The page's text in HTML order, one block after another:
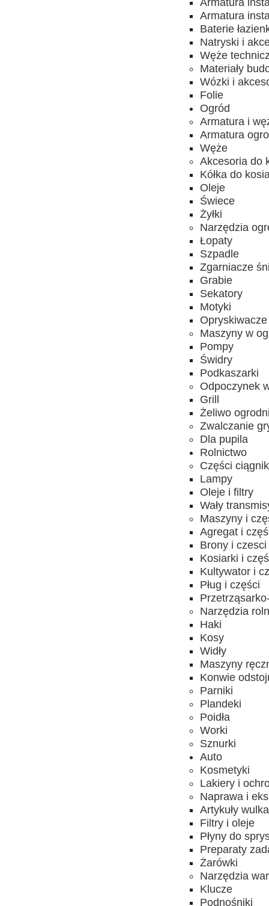
Armatura
Armatura
Baterie
Natryski i
Węże
Materiały
Wózki i
Folie
Ogród
Armatura i
Armatura
Węże
Akcesoria do
Kółka do
Oleje
Świece
Żyłki
Narzędzia
Łopaty
Szpadle
Zgarniacze
Grabie
Sekatory
Motyki
Opryskiwacze
Maszyny w
Pompy
Świdry
Podkaszarki
Odpoczynek
Grill
Żeliwo
Zwalczanie
Dla pupila
Rolnictwo
Części
Lampy
Oleje i filtry
Wały
Maszyny i
Agregat i
Brony i czesci
Kosiarki i
Kultywator i
Pług i części
Narzędzia
Haki
Kosy
Widły
Maszyny
Konwie
Parniki
Plandeki
Poidła
Worki
Sznurki
Auto
Kosmetyki
Lakiery i
Naprawa i
Artykuły
Filtry i oleje
Płyny do
Preparaty
Żarówki
Narzędzia
Klucze
Podnośniki